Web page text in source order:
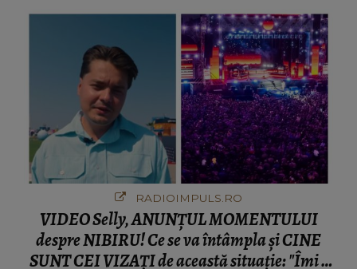
RADIOIMPULS.RO
VIDEO Selly, ANUNȚUL MOMENTULUI
despre NIBIRU! Ce se va întâmpla și CINE
SUNT CEI VIZAȚI de această situație: "Îmi e